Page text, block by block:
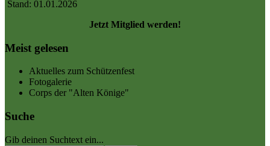
Stand: 01.01.2026
Jetzt Mitglied werden!
Meist gelesen
Aktuelles zum Schützenfest
Fotogalerie
Corps der "Alten Könige"
Suche
Gib deinen Suchtext ein...